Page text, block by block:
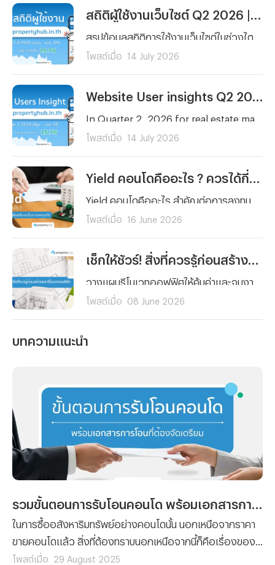
โพสต์เมื่อ 14 July 2026
โพสต์เมื่อ 14 July 2026
โพสต์เมื่อ 16 June 2026
โพสต์เมื่อ 08 June 2026
บทความแนะนำ
ในการซื้ออสังหาริมทรัพย์อย่างคอนโดนั้น นอกเหนือจากราคา
ขายคอนโดแล้ว สิ่งที่ต้องทราบนอกเหนือจากนี้ก็คือเรื่องของ
ขั้นตอนต่างๆ ที่ผู้ซื้อทุกรายจะต้องทำความเข้าใจ เพราะไม่ว่าจะ
โพสต์เมื่อ 29 August 2025